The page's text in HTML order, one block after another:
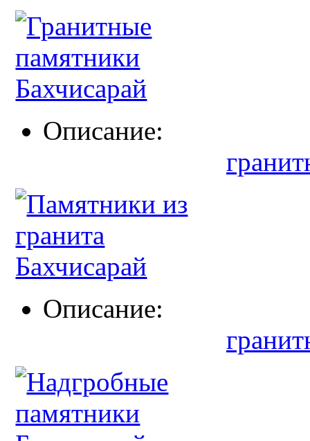
Описание:
Описание: